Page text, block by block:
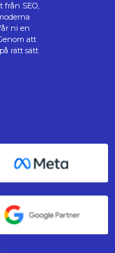
från SEO,
ni en
att
rätt sätt